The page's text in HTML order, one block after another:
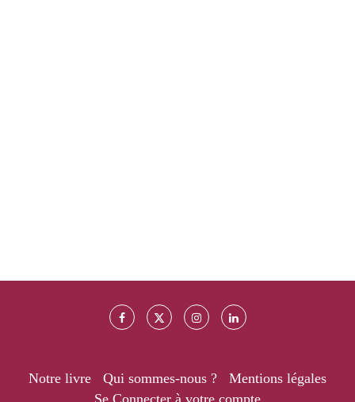
Notre livre Qui sommes-nous ?
Mentions légales
Se Connecter à votre compte